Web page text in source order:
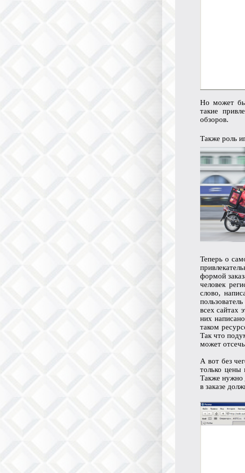
Но может
такие
обзоров.
Также роль
Теперь о
формой
человек
слово,
всех сайтах
них
таком
Так что
может
А вот без
только цены
Также нужно
в заказе